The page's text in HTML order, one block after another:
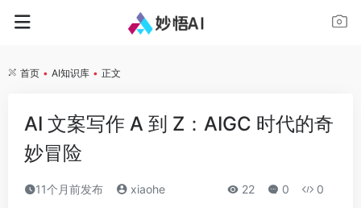
首页 • AI知识库 • 正文
AI 文案写作 A 到 Z：AIGC 时代的奇
妙冒险
11个月前发布 xiaohe 22 0 0